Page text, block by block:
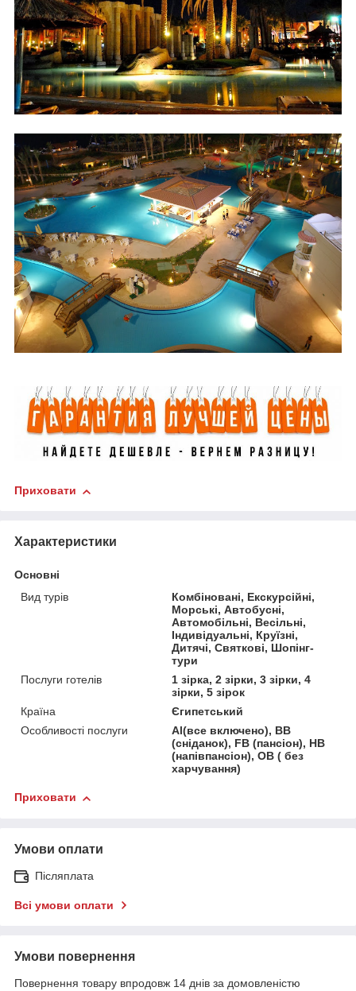
Приховати
Характеристики
Основні
Вид турів
Комбіновані, Екскурсійні,
Морські, Автобусні,
Автомобільні, Весільні,
Індивідуальні, Круїзні,
Дитячі, Святкові, Шопінг-
тури
Послуги готелів
1 зірка, 2 зірки, 3 зірки, 4
зірки, 5 зірок
Країна
Єгипетський
Особливості послуги
Al(все включено), BB
(сніданок), FB (пансіон), HB
(напівпансіон), OB ( без
харчування)
Приховати
Умови оплати
Післяплата
Всі умови оплати
Умови повернення
Повернення товару впродовж 14 днів за домовленістю